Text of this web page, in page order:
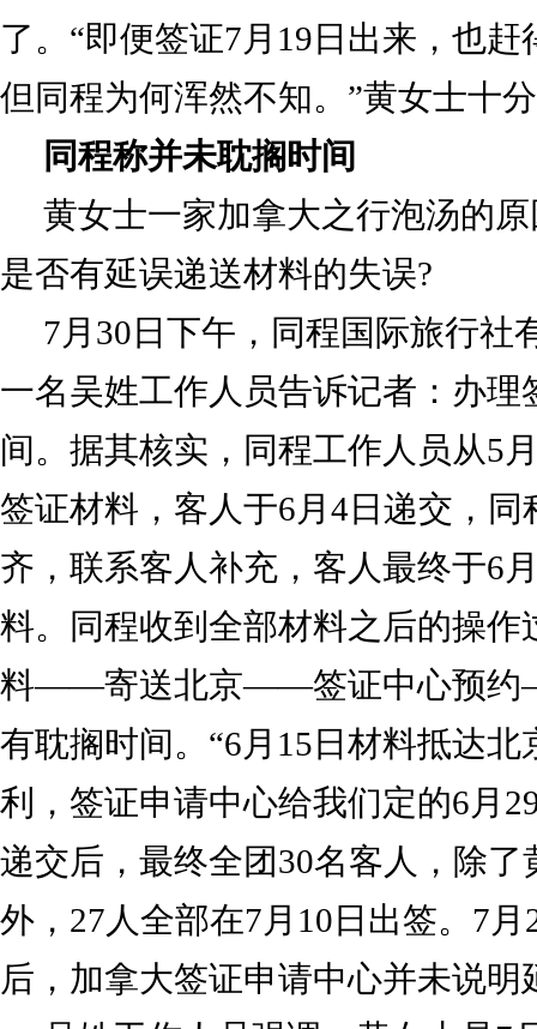
了。“即便签证7月19日出来，也赶
但同程为何浑然不知。”黄女士十
同程称并未耽搁时间
黄女士一家加拿大之行泡汤的
是否有延误递送材料的失误?
7月30日下午，同程国际旅行社
一名吴姓工作人员告诉记者：办理
间。据其核实，同程工作人员从5
签证材料，客人于6月4日递交，
齐，联系客人补充，客人最终于6
料。同程收到全部材料之后的操作
料——寄送北京——签证中心预约
有耽搁时间。“6月15日材料抵达
利，签证申请中心给我们定的6月
递交后，最终全团30名客人，除了
外，27人全部在7月10日出签。7
后，加拿大签证申请中心并未说明